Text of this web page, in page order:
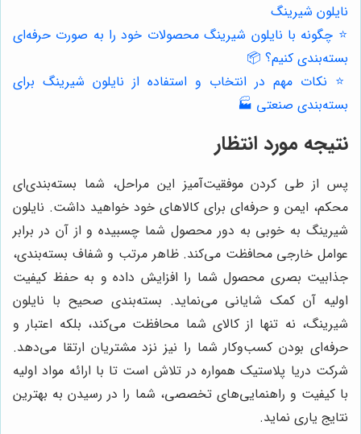
نایلون شیرینگ
⭐️ چگونه با نایلون شیرینگ محصولات خود را به صورت حرفه‌ای
بسته‌بندی کنیم؟ 📦
⭐️ نکات مهم در انتخاب و استفاده از نایلون شیرینگ برای
بسته‌بندی صنعتی 🏭
نتیجه مورد انتظار
پس از طی کردن موفقیت‌آمیز این مراحل، شما بسته‌بندی‌ای
محکم، ایمن و حرفه‌ای برای کالاهای خود خواهید داشت. نایلون
شیرینگ به خوبی به دور محصول شما چسبیده و از آن در برابر
عوامل خارجی محافظت می‌کند. ظاهر مرتب و شفاف بسته‌بندی،
جذابیت بصری محصول شما را افزایش داده و به حفظ کیفیت
اولیه آن کمک شایانی می‌نماید. بسته‌بندی صحیح با نایلون
شیرینگ، نه تنها از کالای شما محافظت می‌کند، بلکه اعتبار و
حرفه‌ای بودن کسب‌وکار شما را نیز نزد مشتریان ارتقا می‌دهد.
شرکت دریا پلاستیک همواره در تلاش است تا با ارائه مواد اولیه
با کیفیت و راهنمایی‌های تخصصی، شما را در رسیدن به بهترین
نتایج یاری نماید.